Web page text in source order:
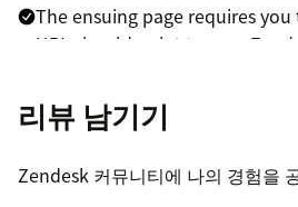
The ensuing page requires
URL should point to your
account.
corner.
리뷰 남기기
Zendesk 커뮤니티에 나의 경험을